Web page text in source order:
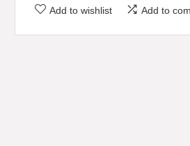
Add to wishlist Add to